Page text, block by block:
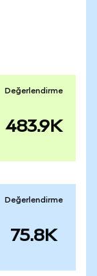
Değerlendirme
483.9K
Değerlendirme
75.8K